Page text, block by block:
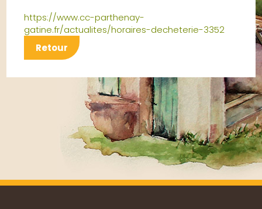
https://www.cc-parthenay-
gatine.fr/actualites/horaires-decheterie-3352
Retour